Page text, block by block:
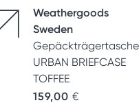
Weathergoods
Sweden
Gepäckträgertasche
URBAN BRIEFCASE
TOFFEE
159,00 €